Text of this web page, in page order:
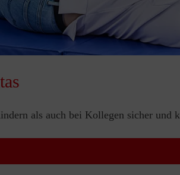
als auch bei Kollegen sicher und